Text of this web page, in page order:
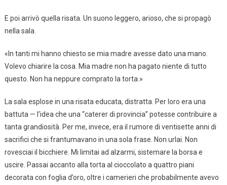
E poi arrivò quella risata. Un suono leggero, arioso, che si propagò
nella sala.
«In tanti mi hanno chiesto se mia madre avesse dato una mano.
Volevo chiarire la cosa. Mia madre non ha pagato niente di tutto
questo. Non ha neppure comprato la torta.»
La sala esplose in una risata educata, distratta. Per loro era una
battuta — l’idea che una “caterer di provincia” potesse contribuire a
tanta grandiosità. Per me, invece, era il rumore di ventisette anni di
sacrifici che si frantumavano in una sola frase. Non urlai. Non
rovesciai il bicchiere. Mi limitai ad alzarmi, sistemare la borsa e
uscire. Passai accanto alla torta al cioccolato a quattro piani
decorata con foglia d’oro, oltre i camerieri che probabilmente avevo